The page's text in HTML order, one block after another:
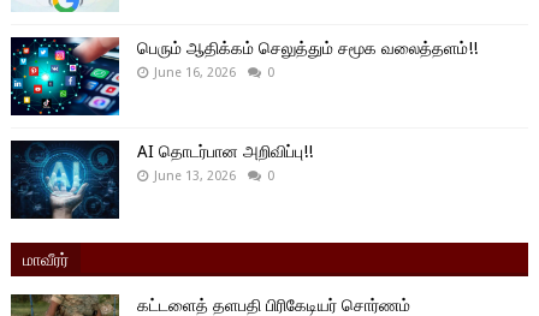
பெரும் ஆதிக்கம் செலுத்தும் சமூக வலைத்தளம்!!
June 16, 2026 0
AI தொடர்பான அறிவிப்பு!!
June 13, 2026 0
மாவீரர்
கட்டளைத் தளபதி பிரிகேடியர் சொர்ணம்